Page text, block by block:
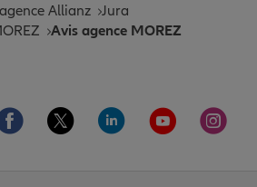
Allianz Jura
Avis agence MOREZ
Aller sur la page Facebook de Allianz
Aller sur la page Twitter de
Aller sur la page
Aller sur la
Aller